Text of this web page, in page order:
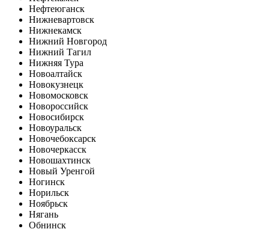
Нефтеюганск
Нижневартовск
Нижнекамск
Нижний Новгород
Нижний Тагил
Нижняя Тура
Новоалтайск
Новокузнецк
Новомосковск
Новороссийск
Новосибирск
Новоуральск
Новочебоксарск
Новочеркасск
Новошахтинск
Новый Уренгой
Ногинск
Норильск
Ноябрьск
Нягань
Обнинск